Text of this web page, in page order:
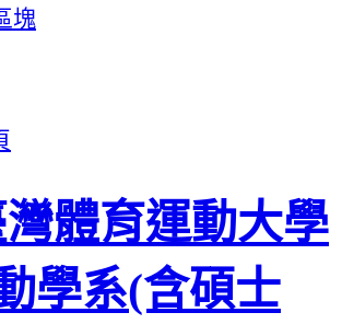
塊
學系(含碩士